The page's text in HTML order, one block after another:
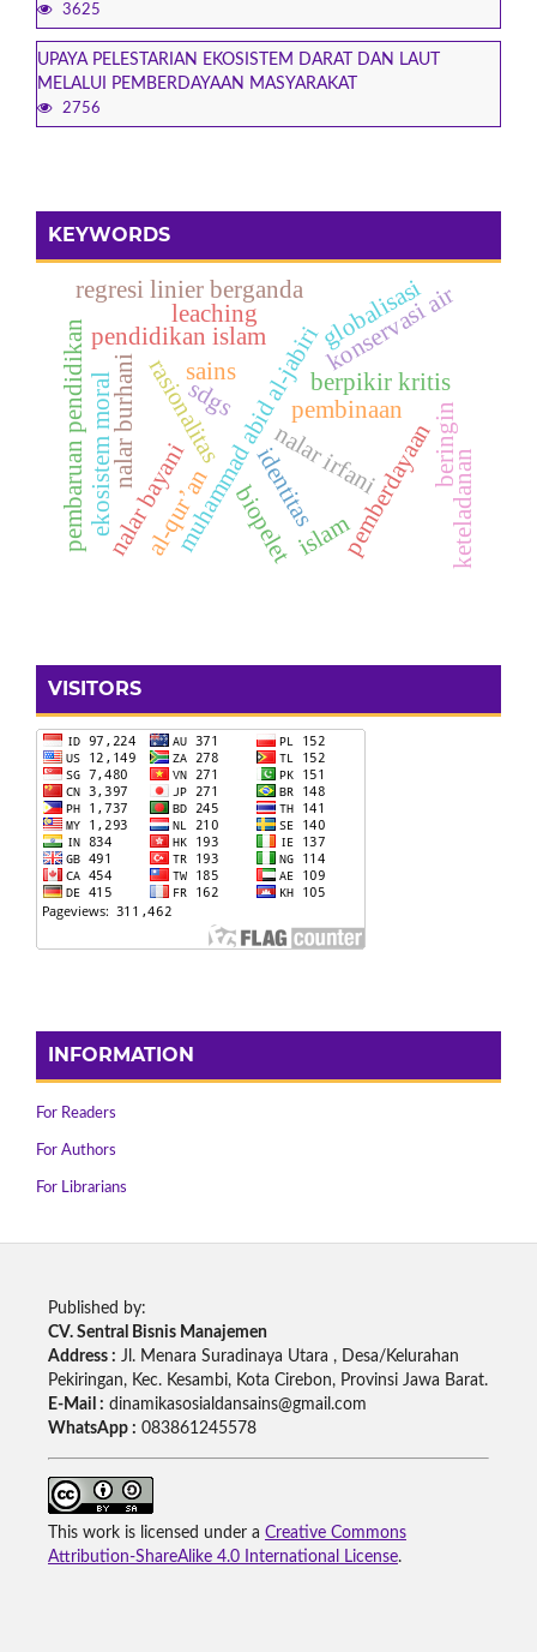
3625
UPAYA PELESTARIAN EKOSISTEM DARAT DAN LAUT
MELALUI PEMBERDAYAAN MASYARAKAT
2756
KEYWORDS
rasionalitas
muhammad abid al-jabiri
pendidikan islam
nalar bayani nalar irfani
nalar burhani berpikir kritis
pembaruan pendidikan pemberdayaan
konservasi air
beringin
sdgs
regresi linier berganda
keteladanan
ekosistem moral pembinaan
identitas
globalisasi
biopelet
leaching
al-qur’an islam
sains
VISITORS
INFORMATION
For Readers
For Authors
For Librarians
Published by:
CV. Sentral Bisnis Manajemen
Address : Jl. Menara Suradinaya Utara , Desa/Kelurahan
Pekiringan, Kec. Kesambi, Kota Cirebon, Provinsi Jawa Barat.
E-Mail : dinamikasosialdansains@gmail.com
WhatsApp : 083861245578
This work is licensed under a Creative Commons
Attribution-ShareAlike 4.0 International License.